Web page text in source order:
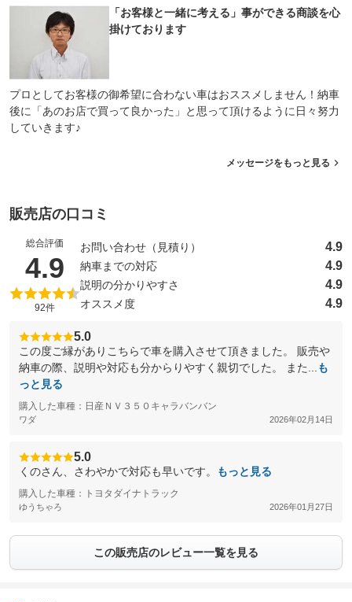
「お客様と一緒に考える」事ができる商談を心
掛けております
プロとしてお客様の御希望に合わない車はおススメしません！納車
後に「あのお店で買って良かった」と思って頂けるように日々努力
していきます♪
メッセージをもっと見る
販売店の口コミ
総合評価
4.9 （5点満点中）
92件
お問い合わせ（見積り） 4.9
納車までの対応 4.9
説明の分かりやすさ 4.9
オススメ度 4.9
5.0
この度ご縁がありこちらで車を購入させて頂きました。 販売や
納車の際、説明や対応も分からりやすく親切でした。 また...
も
っと見る
購入した車種：日産ＮＶ３５０キャラバンバン
ワダ 2026年02月14日
5.0
くのさん、さわやかで対応も早いです。 もっと見る
購入した車種：トヨタダイナトラック
ゆうちゃろ 2026年01月27日
この販売店のレビュー一覧を見る